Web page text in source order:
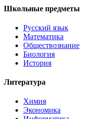
Школьные предметы
Русский язык
Математика
Обществознание
Биология
История
Литература
Химия
Экономика